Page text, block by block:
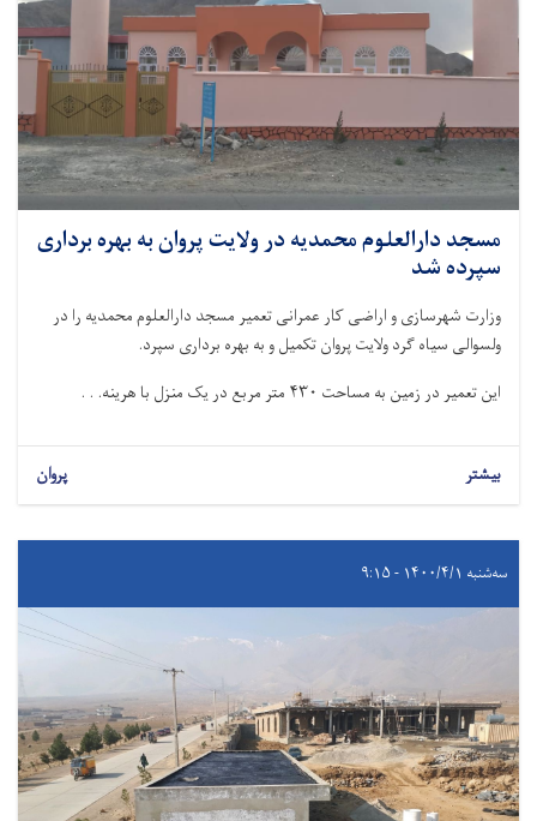
مسجد دارالعلوم محمدیه در ولایت پروان به بهره برداری
سپرده شد
وزارت شهرسازی و اراضی کار عمرانی تعمیر مسجد دارالعلوم محمدیه را در
ولسوالی سیاه گرد ولایت پروان تکمیل و به بهره برداری سپرد.
این تعمیر در زمین به مساحت ۴۳۰ متر مربع در یک منزل با هرینه. . .
بیشتر پروان
سه‌شنبه ۱۴۰۰/۴/۱ - ۹:۱۵